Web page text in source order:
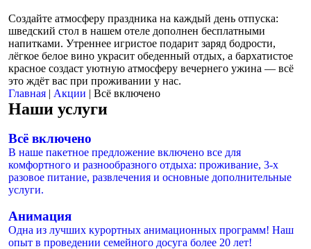
Создайте атмосферу праздника на каждый день отпуска:
шведский стол в нашем отеле дополнен бесплатными
напитками. Утреннее игристое подарит заряд бодрости,
лёгкое белое вино украсит обеденный отдых, а бархатистое
красное создаст уютную атмосферу вечернего ужина — всё
это ждёт вас при проживании у нас.
Главная | Акции | Всё включено
Наши услуги
Всё включено
В наше пакетное предложение включено все для
комфортного и разнообразного отдыха: проживание, 3-х
разовое питание, развлечения и основные дополнительные
услуги.
Анимация
Одна из лучших курортных анимационных программ! Наш
опыт в проведении семейного досуга более 20 лет!